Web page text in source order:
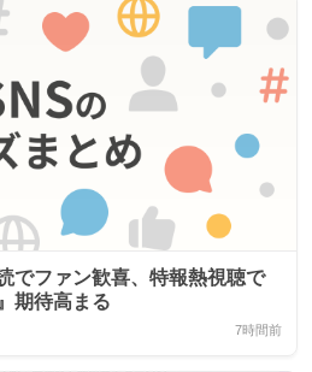
でファン歓喜、特報熱視聴で
期待高まる
7時間前